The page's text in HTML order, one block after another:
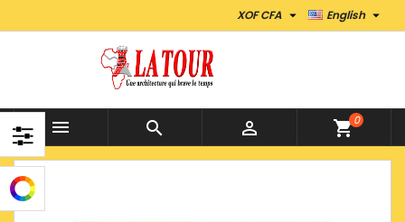
English 
XOF CFA 
   shopping_cart0